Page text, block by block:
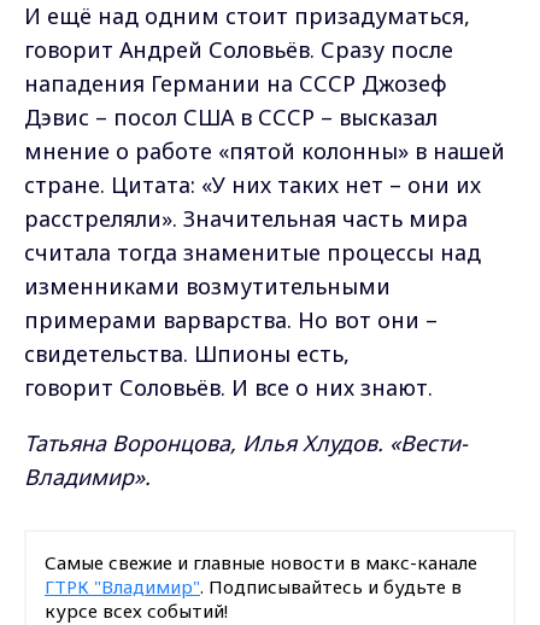
И ещё над одним стоит призадуматься,
говорит Андрей Соловьёв. Сразу после
нападения Германии на СССР Джозеф
Дэвис – посол США в СССР – высказал
мнение о работе «пятой колонны» в нашей
стране. Цитата: «У них таких нет – они их
расстреляли». Значительная часть мира
считала тогда знаменитые процессы над
изменниками возмутительными
примерами варварства. Но вот они –
свидетельства. Шпионы есть,
говорит Соловьёв. И все о них знают.
Татьяна Воронцова, Илья Хлудов. «Вести-
Владимир».
Самые свежие и главные новости в макс-канале
ГТРК "Владимир". Подписывайтесь и будьте в
курсе всех событий!